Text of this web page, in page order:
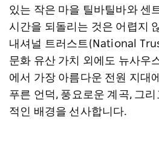
있는 작은 마을 틸바틸바와 센
시간을 되돌리는 것은 어렵지
내셔널 트러스트(National
문화 유산 가치 외에도 뉴사우
에서 가장 아름다운 전원 지대
푸른 언덕, 풍요로운 계곡, 그
적인 배경을 선사합니다.